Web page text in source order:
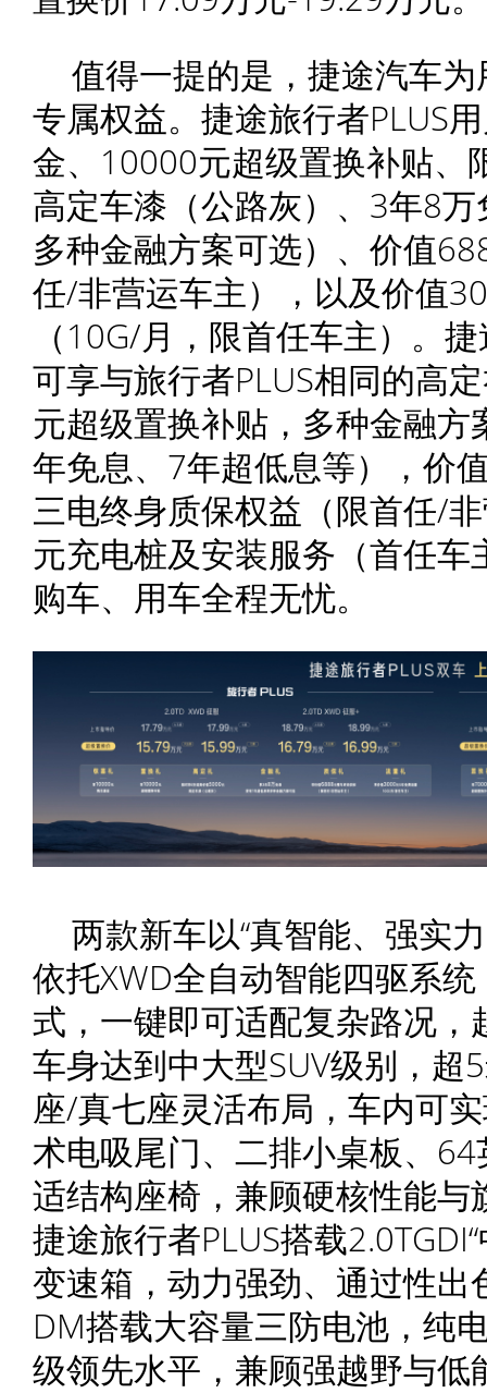
值得一提的是，捷途汽车
专属权益。捷途旅行者PLUS
金、10000元超级置换补贴、
高定车漆（公路灰）、3年8
多种金融方案可选）、价值
任/非营运车主），以及价值
（10G/月，限首任车主）。
可享与旅行者PLUS相同的高
元超级置换补贴，多种金融
年免息、7年超低息等），价
三电终身质保权益（限首任/
元充电桩及安装服务（首任
购车、用车全程无忧。
两款新车以“真智能、强实
依托XWD全自动智能四驱系
式，一键即可适配复杂路况
车身达到中大型SUV级别，超
座/真七座灵活布局，车内可
术电吸尾门、二排小桌板、
适结构座椅，兼顾硬核性能
捷途旅行者PLUS搭载
变速箱，动力强劲、通过性出
DM搭载大容量三防电池，纯
级领先水平，兼顾强越野与低